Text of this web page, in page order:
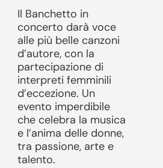
Il Banchetto in
concerto darà voce
alle più belle canzoni
d’autore, con la
partecipazione di
interpreti femminili
d’eccezione. Un
evento imperdibile
che celebra la musica
e l’anima delle donne,
tra passione, arte e
talento.